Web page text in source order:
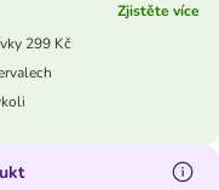
Zjistěte více
299 Kč